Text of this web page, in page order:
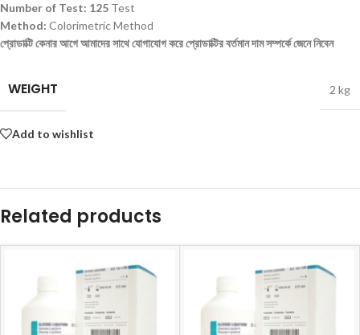
Number of Test: 125 Test
Method: Colorimetric Method
প্রোডাক্টিকেনারআগেআমাদেরসাথেযোগাযোগকরেপ্রোডাক্টিরবর্তমানদামসম্পর্কেজেনেনিবেন
WEIGHT 2 kg
Add to wishlist
Related products